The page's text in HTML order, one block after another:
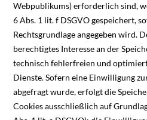
Webpublikums) erforderlich sind,
6 Abs. 1 lit. f DSGVO gespeichert,
Rechtsgrundlage angegeben wird.
berechtigtes Interesse an der
technisch fehlerfreien und
Dienste. Sofern eine Einwilligung
abgefragt wurde, erfolgt die
Cookies ausschließlich auf